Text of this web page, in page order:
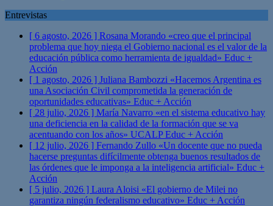
Entrevistas
[ 6 agosto, 2026 ] Rosana Morando «creo que el principal
problema que hoy niega el Gobierno nacional es el valor de la
educación pública como herramienta de igualdad» Educ +
Acción
[ 1 agosto, 2026 ] Juliana Bambozzi «Hacemos Argentina es
una Asociación Civil comprometida la generación de
oportunidades educativas» Educ + Acción
[ 28 julio, 2026 ] María Navarro «en el sistema educativo hay
una deficiencia en la calidad de la formación que se va
acentuando con los años» UCALPEduc + Acción
[ 12 julio, 2026 ] Fernando Zullo «Un docente que no pueda
hacerse preguntas difícilmente obtenga buenos resultados de
las órdenes que le imponga a la inteligencia artificial» Educ +
Acción
[ 5 julio, 2026 ] Laura Aloisi «El gobierno de Milei no
garantiza ningún federalismo educativo» Educ + Acción